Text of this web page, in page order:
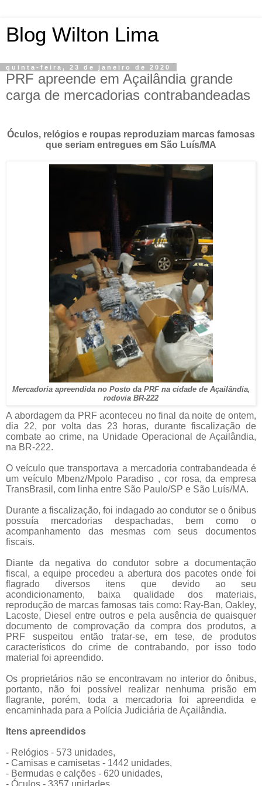
Blog Wilton Lima
quinta-feira, 23 de janeiro de 2020
PRF apreende em Açailândia grande
carga de mercadorias contrabandeadas
Óculos, relógios e roupas reproduziam marcas famosas
que seriam entregues em São Luís/MA
Mercadoria apreendida no Posto da PRF na cidade de Açailândia,
rodovia BR-222
A abordagem da PRF aconteceu no final da noite de ontem,
dia 22, por volta das 23 horas, durante fiscalização de
combate ao crime, na Unidade Operacional de Açailândia,
na BR-222.
O veículo que transportava a mercadoria contrabandeada é
um veículo Mbenz/Mpolo Paradiso , cor rosa, da empresa
TransBrasil, com linha entre São Paulo/SP e São Luís/MA.
Durante a fiscalização, foi indagado ao condutor se o ônibus
possuía mercadorias despachadas, bem como o
acompanhamento das mesmas com seus documentos
fiscais.
Diante da negativa do condutor sobre a documentação
fiscal, a equipe procedeu a abertura dos pacotes onde foi
flagrado diversos itens que devido ao seu
acondicionamento, baixa qualidade dos materiais,
reprodução de marcas famosas tais como: Ray-Ban, Oakley,
Lacoste, Diesel entre outros e pela ausência de quaisquer
documento de comprovação da compra dos produtos, a
PRF suspeitou então tratar-se, em tese, de produtos
característicos do crime de contrabando, por isso todo
material foi apreendido.
Os proprietários não se encontravam no interior do ônibus,
portanto, não foi possível realizar nenhuma prisão em
flagrante, porém, toda a mercadoria foi apreendida e
encaminhada para a Polícia Judiciária de Açailândia.
Itens apreendidos
- Relógios - 573 unidades,
- Camisas e camisetas - 1442 unidades,
- Bermudas e calções - 620 unidades,
- Óculos - 3357 unidades,